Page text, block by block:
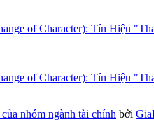
of Character): Tín Hiệu
of Character): Tín Hiệu
nhóm ngành tài chính bởi